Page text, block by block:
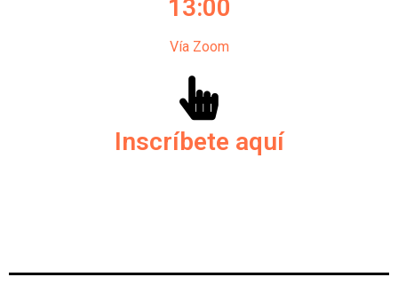
13:00
Vía Zoom
Inscríbete aquí